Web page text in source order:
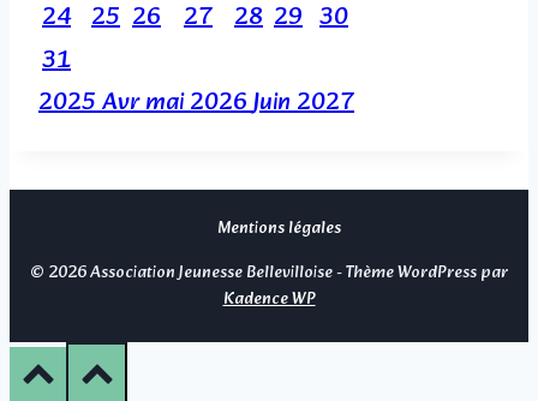
24 25 26 27 28 29 30
31
2025Avrmai 2026Juin2027
Mentions légales
© 2026 Association Jeunesse Bellevilloise - Thème WordPress par
Kadence WP